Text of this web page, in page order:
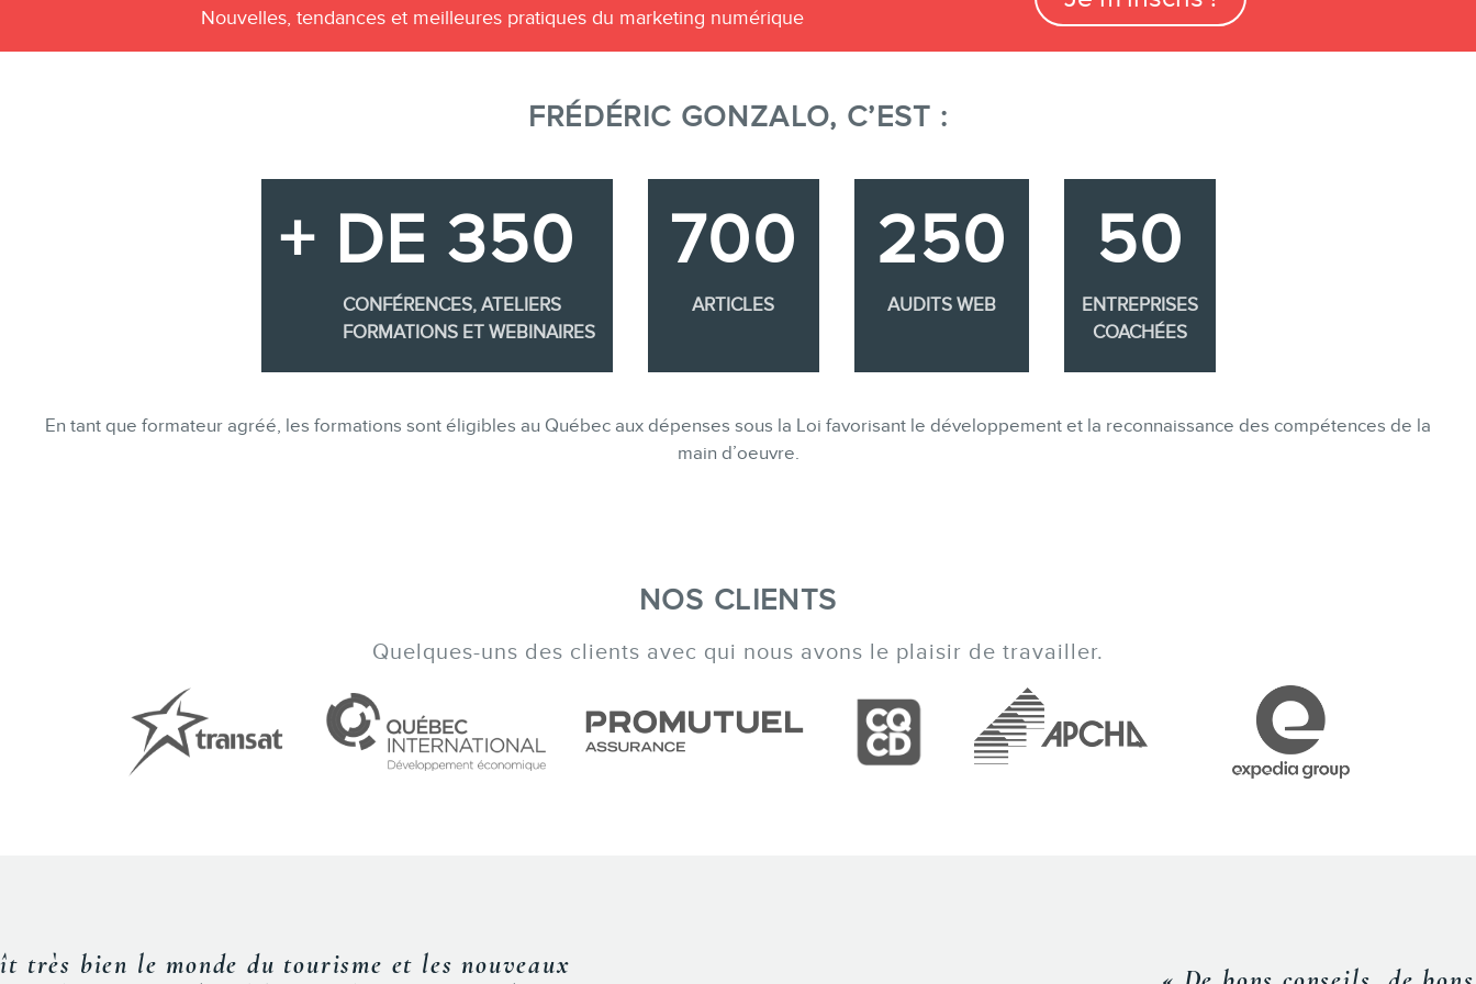
Nouvelles, tendances et meilleures pratiques du marketing numérique
FRÉDÉRIC GONZALO, C’EST :
+ DE 350
CONFÉRENCES, ATELIERS
FORMATIONS ET WEBINAIRES
700
ARTICLES
250
AUDITS WEB
50
ENTREPRISES
COACHÉES
En tant que formateur agréé, les formations sont éligibles au Québec aux dépenses sous la Loi favorisant le développement et la reconnaissance des compétences de la
main d’oeuvre.
NOS CLIENTS
Quelques-uns des clients avec qui nous avons le plaisir de travailler.